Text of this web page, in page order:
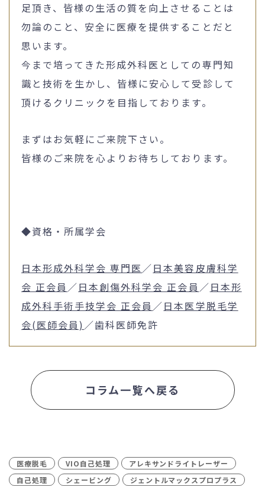
足頂き、皆様の生活の質を向上させることは
勿論のこと、安全に医療を提供することだと
思います。
今まで培ってきた形成外科医としての専門知
識と技術を生かし、皆様に安心して受診して
頂けるクリニックを目指しております。
まずはお気軽にご来院下さい。
皆様のご来院を心よりお待ちしております。
◆資格・所属学会
日本形成外科学会 専門医／日本美容皮膚科学
会 正会員 ／日本創傷外科学会 正会員 ／日本形
成外科手術手技学会 正会員 ／日本医学脱毛学
会(医師会員) ／歯科医師免許
コラム一覧へ戻る
医療脱毛 VIO自己処理
アレキサンドライトレーザー
自己処理
シェービング
ジェントルマックスプロプラス